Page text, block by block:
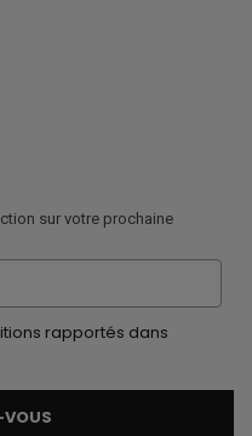
sur votre prochaine
rapportés dans